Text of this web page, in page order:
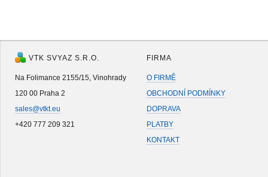
VTK SVYAZ S.R.O.
Na Folimance 2155/15, Vinohrady
120 00 Praha 2
sales@vtkt.eu
+420 777 209 321
FIRMA
O FIRMĚ
OBCHODNÍ PODMÍNKY
DOPRAVA
PLATBY
KONTAKT